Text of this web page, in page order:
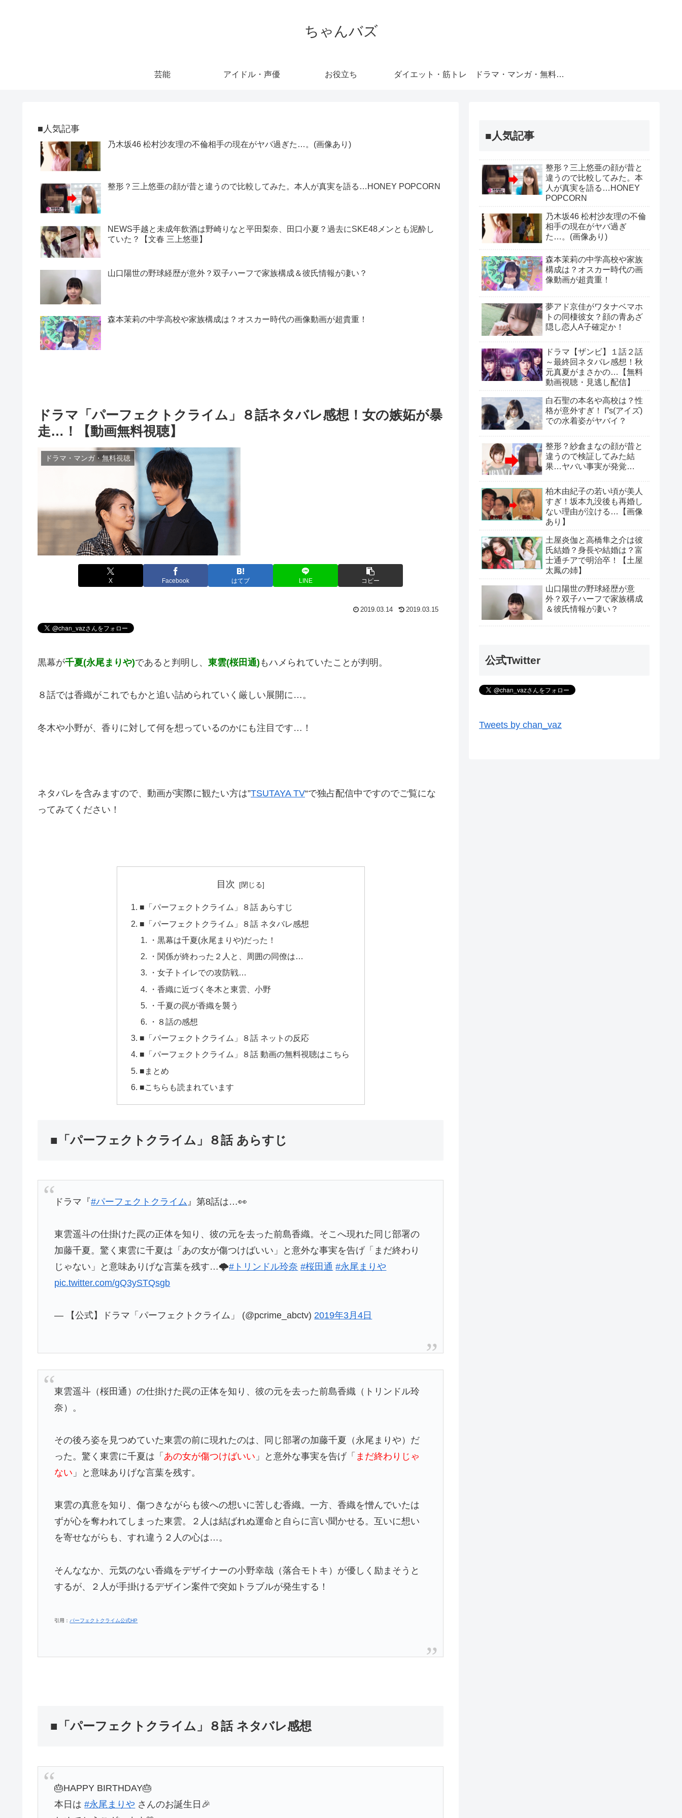
ちゃんバズ
芸能 アイドル・声優 お役立ち ダイエット・筋トレ ドラマ・マンガ・無料視聴
■人気記事
乃木坂46 松村沙友理の不倫相手の現在がヤバ過ぎた…。(画像あり)
整形？三上悠亜の顔が昔と違うので比較してみた。本人が真実を語る…HONEY POPCORN
NEWS手越と未成年飲酒は野崎りなと平田梨奈、田口小夏？過去にSKE48メンとも泥酔し
ていた？【文春 三上悠亜】
山口陽世の野球経歴が意外？双子ハーフで家族構成＆彼氏情報が凄い？
森本茉莉の中学高校や家族構成は？オスカー時代の画像動画が超貴重！
ドラマ「パーフェクトクライム」８話ネタバレ感想！女の嫉妬が暴
走…！【動画無料視聴】
ドラマ・マンガ・無料視聴
X Facebook はてブ LINE コピー
2019.03.14 2019.03.15
黒幕が千夏(永尾まりや)であると判明し、 東雲(桜田通) もハメられていたことが判明。
８話では香織がこれでもかと追い詰められていく厳しい展開に…。
冬木や小野が、香りに対して何を想っているのかにも注目です…！
ネタバレを含みますので、動画が実際に観たい方は”TSUTAYA TV“で独占配信中ですのでご覧にな
ってみてください！
目次
■「パーフェクトクライム」８話 あらすじ
■「パーフェクトクライム」８話 ネタバレ感想
・黒幕は千夏(永尾まりや)だった！
・関係が終わった２人と、周囲の同僚は…
・女子トイレでの攻防戦…
・香織に近づく冬木と東雲、小野
・千夏の罠が香織を襲う
・８話の感想
■「パーフェクトクライム」８話 ネットの反応
■「パーフェクトクライム」８話 動画の無料視聴はこちら
■まとめ
■こちらも読まれています
■「パーフェクトクライム」８話 あらすじ
ドラマ『#パーフェクトクライム 』第8話は…👀
東雲遥斗の仕掛けた罠の正体を知り、彼の元を去った前島香織。そこへ現れた同じ部署の
加藤千夏。驚く東雲に千夏は「あの女が傷つけばいい」と意外な事実を告げ「まだ終わり
じゃない」と意味ありげな言葉を残す…🌩️#トリンドル玲奈 #桜田通 #永尾まりや
pic.twitter.com/gQ3ySTQsgb
— 【公式】ドラマ「パーフェクトクライム」 (@pcrime_abctv) 2019年3月4日
東雲遥斗（桜田通）の仕掛けた罠の正体を知り、彼の元を去った前島香織（トリンドル玲
奈）。
その後ろ姿を見つめていた東雲の前に現れたのは、同じ部署の加藤千夏（永尾まりや）だ
った。驚く東雲に千夏は「 あの女が傷つけばいい 」と意外な事実を告げ「 まだ終わりじゃ
ない 」と意味ありげな言葉を残す。
東雲の真意を知り、傷つきながらも彼への想いに苦しむ香織。一方、香織を憎んでいたは
ずが心を奪われてしまった東雲。２人は結ばれぬ運命と自らに言い聞かせる。互いに想い
を寄せながらも、すれ違う２人の心は…。
そんななか、元気のない香織をデザイナーの小野幸哉（落合モトキ）が優しく励まそうと
するが、２人が手掛けるデザイン案件で突如トラブルが発生する！
引用： パーフェクトクライム公式HP
■「パーフェクトクライム」８話 ネタバレ感想
🎂HAPPY BIRTHDAY🎂
本日は#永尾まりや さんのお誕生日🎉
■人気記事
整形？三上悠亜の顔が昔と
違うので比較してみた。本
人が真実を語る…HONEY
POPCORN
乃木坂46 松村沙友理の不倫
相手の現在がヤバ過ぎ
た…。(画像あり)
森本茉莉の中学高校や家族
構成は？オスカー時代の画
像動画が超貴重！
夢アド京佳がワタナベマホ
トの同棲彼女？顔の青あざ
隠し恋人A子確定か！
ドラマ【ザンビ】１話２話
～最終回ネタバレ感想！秋
元真夏がまさかの…【無料
動画視聴・見逃し配信】
白石聖の本名や高校は？性
格が意外すぎ！ I”s(アイズ)
での水着姿がヤバイ？
整形？紗倉まなの顔が昔と
違うので検証してみた結
果…ヤバい事実が発覚…
柏木由紀子の若い頃が美人
すぎ！坂本九没後も再婚し
ない理由が泣ける…【画像
あり】
土屋炎伽と高橋隼之介は彼
氏結婚？身長や結婚は？富
士通チアで明治卒！【土屋
太鳳の姉】
山口陽世の野球経歴が意
外？双子ハーフで家族構成
＆彼氏情報が凄い？
公式Twitter
Tweets by chan_vaz